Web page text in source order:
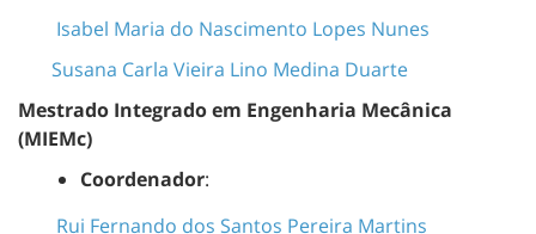
Isabel Maria do Nascimento Lopes Nunes
Susana Carla Vieira Lino Medina Duarte
Mestrado Integrado em Engenharia Mecânica
(MIEMc)
Coordenador:
Rui Fernando dos Santos Pereira Martins